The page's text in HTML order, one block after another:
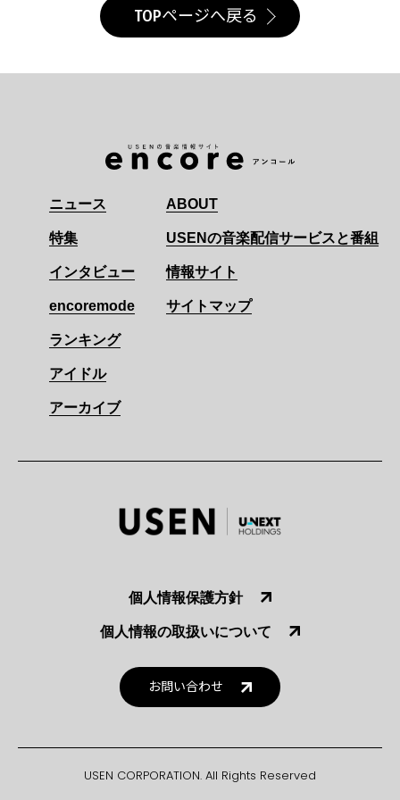
TOPページへ戻る
ニュース
特集
インタビュー
encoremode
ランキング
アイドル
アーカイブ
ABOUT
USENの音楽配信サービスと番組
情報サイト
サイトマップ
個人情報保護方針
個人情報の取扱いについて
お問い合わせ
USEN CORPORATION. All Rights Reserved